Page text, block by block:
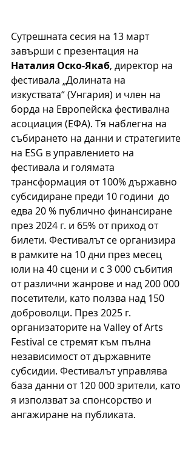
Сутрешната сесия на 13 март
завърши с презентация на
Наталия Оско-Якаб, директор на
фестивала „Долината на
изкуствата“ (Унгария) и член на
борда на Европейска фестивална
асоциация (ЕФА). Тя наблегна на
събирането на данни и стратегиите
на ESG в управлението на
фестивала и голямата
трансформация от 100% държавно
субсидиране преди 10 години  до
едва 20 % публично финансиране
през 2024 г. и 65% от приход от
билети. Фестивалът се организира
в рамките на 10 дни през месец
юли на 40 сцени и с 3 000 събития
от различни жанрове и над 200 000
посетители, като ползва над 150
доброволци. През 2025 г.
организаторите на Valley of Arts
Festival се стремят към пълна
независимост от държавните
субсидии. Фестивалът управлява
база данни от 120 000 зрители, като
я използват за спонсорство и
ангажиране на публиката.